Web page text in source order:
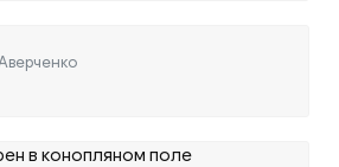
в конопляном поле